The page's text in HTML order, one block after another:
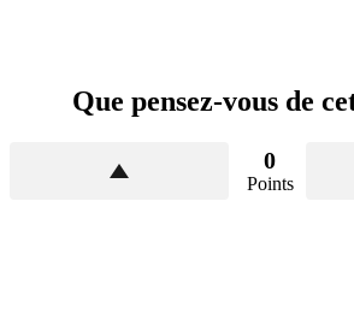
Que pensez-vous de
0
Points